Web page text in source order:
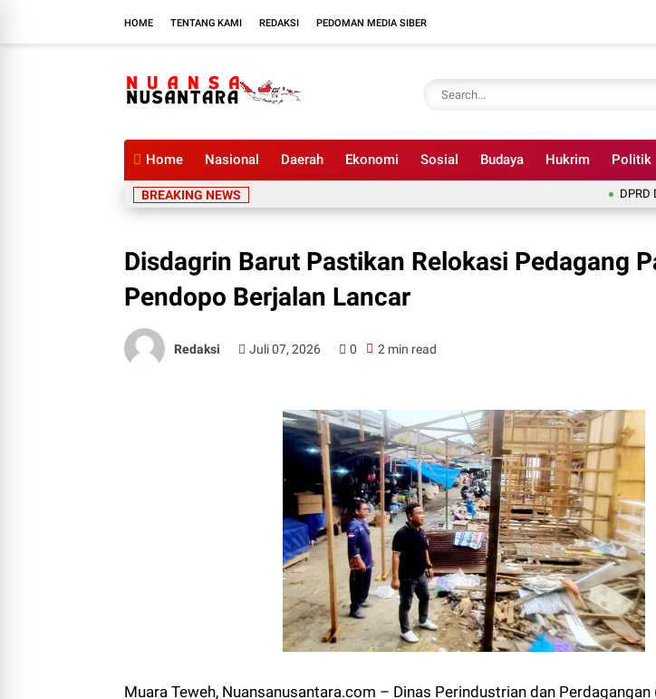
HOME TENTANG KAMI REDAKSI PEDOMAN MEDIA SIBER
Home Nasional Daerah Ekonomi Sosial Budaya Hukrim Politik
BREAKING NEWS DPRD
Disdagrin Barut Pastikan Relokasi Pedagang
Pendopo Berjalan Lancar
Redaksi Juli 07, 2026 0 2 min read
Muara Teweh, Nuansanusantara.com – Dinas Perindustrian dan Perdagangan